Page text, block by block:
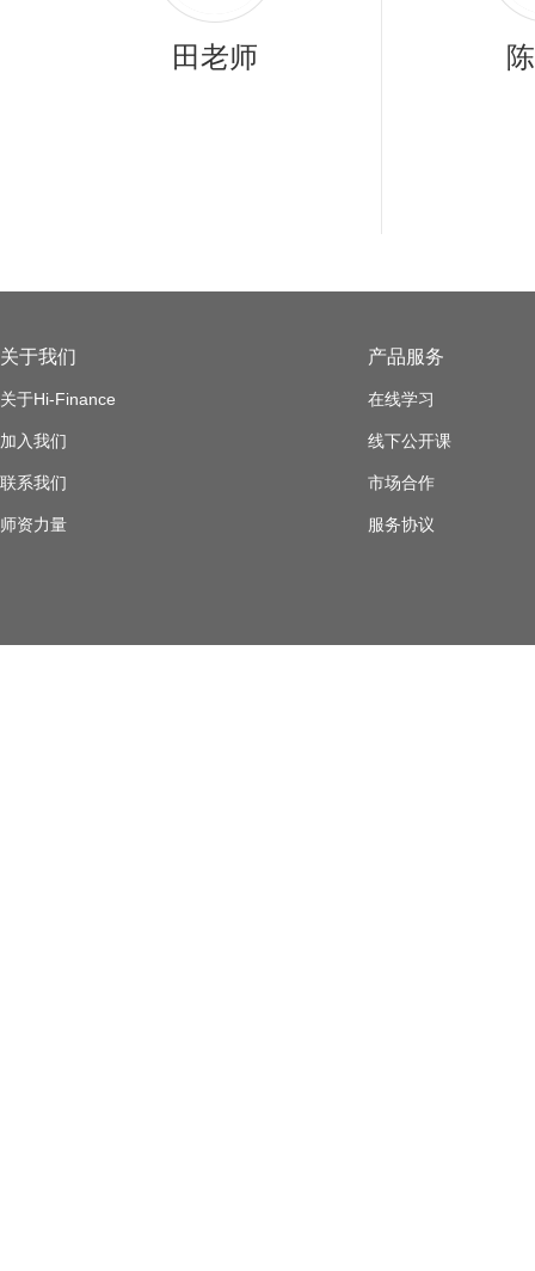
陆老师
田老师
关于我们
关于Hi-Finance
加入我们
联系我们
师资力量
产品服务
在线学习
线下公开课
市场合作
服务协议